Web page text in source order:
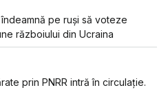
pe ruși să voteze
războiului din Ucraina
prin PNRR intră în circulație.